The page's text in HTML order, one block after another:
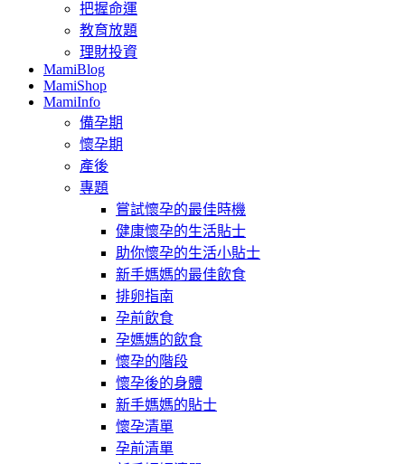
把握命運
教育放題
理財投資
MamiBlog
MamiShop
MamiInfo
備孕期
懷孕期
產後
專題
嘗試懷孕的最佳時機
健康懷孕的生活貼士
助你懷孕的生活小貼士
新手媽媽的最佳飲食
排卵指南
孕前飲食
孕媽媽的飲食
懷孕的階段
懷孕後的身體
新手媽媽的貼士
懷孕清單
孕前清單